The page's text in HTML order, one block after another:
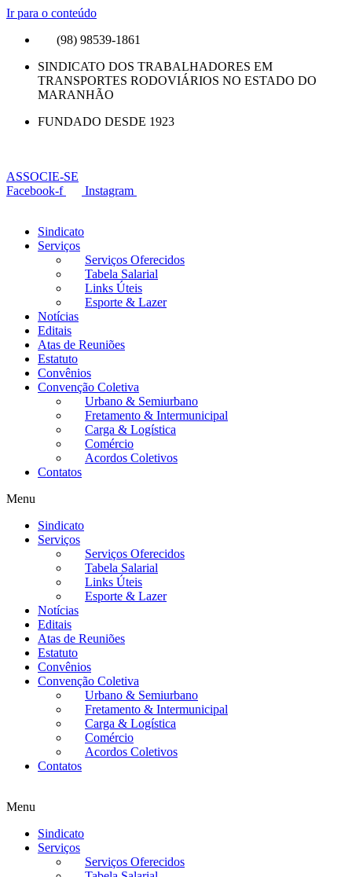
Ir para o conteúdo
(98) 98539-1861
SINDICATO DOS TRABALHADORES EM
TRANSPORTES RODOVIÁRIOS NO ESTADO DO
MARANHÃO
FUNDADO DESDE 1923
ASSOCIE-SE
Facebook-f
Instagram
Sindicato
Serviços
Serviços Oferecidos
Tabela Salarial
Links Úteis
Esporte & Lazer
Notícias
Editais
Atas de Reuniões
Estatuto
Convênios
Convenção Coletiva
Urbano & Semiurbano
Fretamento & Intermunicipal
Carga & Logística
Comércio
Acordos Coletivos
Contatos
Menu
Sindicato
Serviços
Serviços Oferecidos
Tabela Salarial
Links Úteis
Esporte & Lazer
Notícias
Editais
Atas de Reuniões
Estatuto
Convênios
Convenção Coletiva
Urbano & Semiurbano
Fretamento & Intermunicipal
Carga & Logística
Comércio
Acordos Coletivos
Contatos
Menu
Sindicato
Serviços
Serviços Oferecidos